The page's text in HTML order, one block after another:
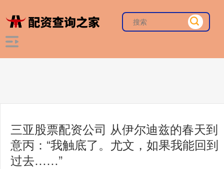
三亚股票配资公司 从伊尔迪兹的春天到
意丙：“我触底了。尤文，如果我能回到
过去……”